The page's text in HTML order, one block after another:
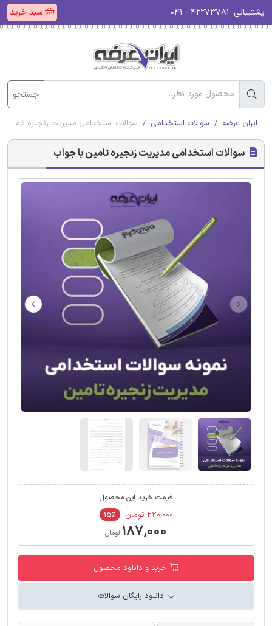
پشتیبانی: سبد خرید
جستجو
ایران عرضه سوالات استخدامی سوالات استخدامی مدیریت زنجیره تامین
سوالات استخدامی مدیریت زنجیره تامین با جواب
قیمت خرید این محصول
۲۲۰,۰۰۰ تومان ۱۵٪
۱۸۷,۰۰۰ تومان
خرید و دانلود محصول
دانلود رایگان سوالات